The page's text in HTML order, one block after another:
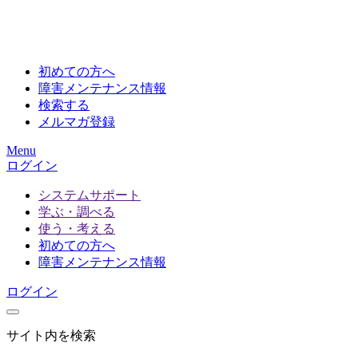
初めての方へ
障害メンテナンス情報
検索する
メルマガ登録
Menu
ログイン
システムサポート
学ぶ・調べる
使う・考える
初めての方へ
障害メンテナンス情報
ログイン
サイト内を検索